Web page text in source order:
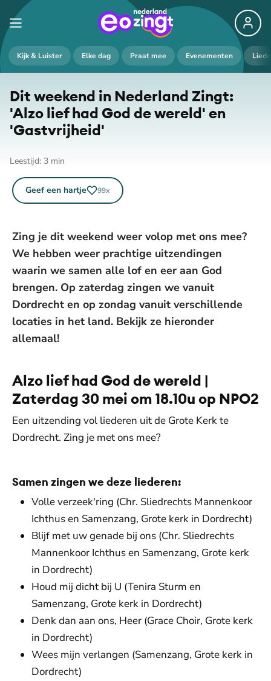
Kijk & Luister Elke dag Praat mee Evenementen
Dit weekend in Nederland Zingt:
'Alzo lief had God de wereld' en
'Gast­vrij­heid'
Leestijd: 3 min
Geef een hartje 99x
Zing je dit weekend weer volop met ons mee?
We hebben weer prachtige uitzendingen
waarin we samen alle lof en eer aan God
brengen. Op zaterdag zingen we vanuit
Dordrecht en op zondag vanuit verschillende
locaties in het land. Bekijk ze hieronder
allemaal!
Alzo lief had God de wereld |
Zaterdag 30 mei om 18.10u op NPO2
Een uitzending vol liederen uit de Grote Kerk te
Dordrecht. Zing je met ons mee?
Samen zingen we deze liederen:
Volle verzeek'ring (Chr. Sliedrechts Mannenkoor
Ichthus en Samenzang, Grote kerk in Dordrecht)
Blijf met uw genade bij ons (Chr. Sliedrechts
Mannenkoor Ichthus en Samenzang, Grote kerk
in Dordrecht)
Houd mij dicht bij U (Tenira Sturm en
Samenzang, Grote kerk in Dordrecht)
Denk dan aan ons, Heer (Grace Choir, Grote kerk
in Dordrecht)
Wees mijn verlangen (Samenzang, Grote kerk in
Dordrecht)